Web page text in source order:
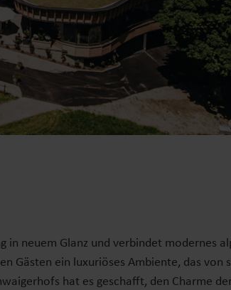
neuem Glanz und verbindet modernes
Gästen ein luxuriöses Ambiente, das von
hat es geschafft, den Charme